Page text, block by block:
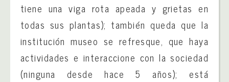
tiene una viga rota apeada y grietas en
todas sus plantas); también queda que la
institución museo se refresque, que haya
actividades e interaccione con la sociedad
(ninguna desde hace 5 años); está